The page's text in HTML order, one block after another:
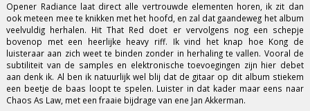
Opener Radiance laat direct alle vertrouwde elementen horen, ik zit dan
ook meteen mee te knikken met het hoofd, en zal dat gaandeweg het album
veelvuldig herhalen. Hit That Red doet er vervolgens nog een schepje
bovenop met een heerlijke heavy riff. Ik vind het knap hoe Kong de
luisteraar aan zich weet te binden zonder in herhaling te vallen. Vooral de
subtiliteit van de samples en elektronische toevoegingen zijn hier debet
aan denk ik. Al ben ik natuurlijk wel blij dat de gitaar op dit album stiekem
een beetje de baas loopt te spelen. Luister in dat kader maar eens naar
Chaos As Law, met een fraaie bijdrage van ene Jan Akkerman.